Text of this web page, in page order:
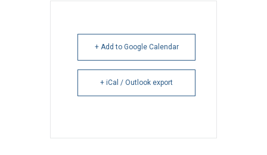
+ Add to Google Calendar
+ iCal / Outlook export